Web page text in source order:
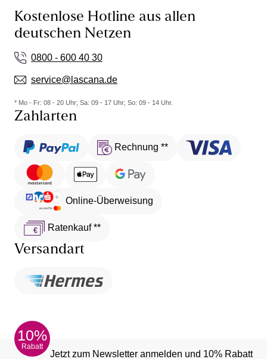
Kostenlose Hotline aus allen
deutschen Netzen
0800 - 600 40 30
service@lascana.de
* Mo - Fr: 08 - 20 Uhr; Sa: 09 - 17 Uhr; So: 09 - 14 Uhr.
Zahlarten
Rechnung **
Online-Überweisung
Ratenkauf **
Versandart
10%
Rabatt
Jetzt zum Newsletter anmelden und 10% Rabatt